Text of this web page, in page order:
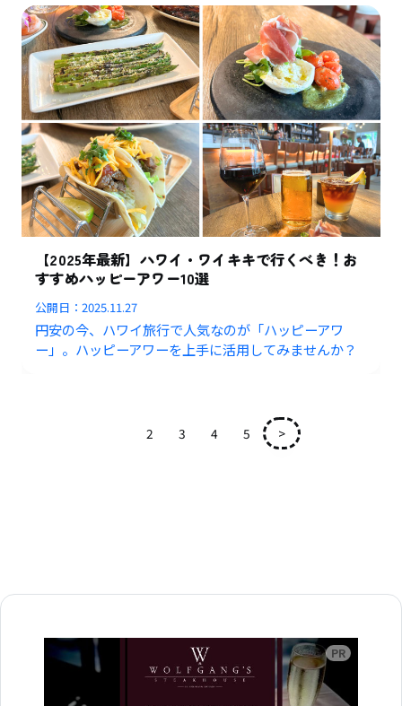
【2025年最新】ハワイ・ワイキキで行くべき！お
すすめハッピーアワー10選
公開日：2025.11.27
円安の今、ハワイ旅行で人気なのが「ハッピーアワ
ー」。ハッピーアワーを上手に活用してみませんか？
2 3 4 5 >
広告